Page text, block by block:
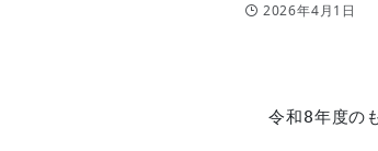
2026年4月1日
令和8年度の